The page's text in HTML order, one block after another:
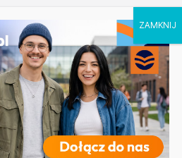
na studia na UJD –
Długosza w Częstochowie
Przyrodniczy w Poznaniu kierunki
28
Olsztynie, zasady rekrutacji 2027
materiały i technologie w
Rzeszowie
Lubelska kierunki studiów 2027/28